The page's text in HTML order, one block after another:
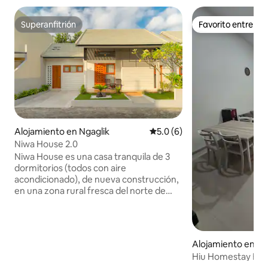
Superanfitrión
Superanfitrión
Alojamiento en Ngaglik Calificación promedio: 5.0
5.0 (6)
Niwa House 2.0
Niwa House es una casa tranquila de 3
dormitorios (todos con aire
acondicionado), de nueva construcción,
en una zona rural fresca del norte de
Favorito entre
Favorito entre
Alojamiento en
Hiu Homestay H3